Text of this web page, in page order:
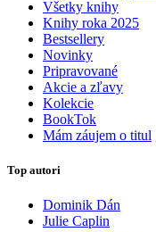
Všetky knihy
Knihy roka 2025
Bestsellery
Novinky
Pripravované
Akcie a zľavy
Kolekcie
BookTok
Mám záujem o titul
Top autori
Dominik Dán
Julie Caplin